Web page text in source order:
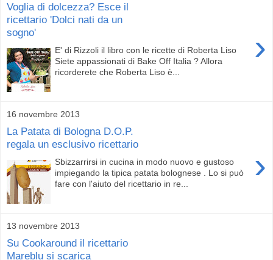
Voglia di dolcezza? Esce il
ricettario 'Dolci nati da un
sogno'
›
E' di Rizzoli il libro con le ricette di Roberta Liso
Siete appassionati di Bake Off Italia ? Allora
ricorderete che Roberta Liso è...
16 novembre 2013
La Patata di Bologna D.O.P.
regala un esclusivo ricettario
›
Sbizzarrirsi in cucina in modo nuovo e gustoso
impiegando la tipica patata bolognese . Lo si può
fare con l'aiuto del ricettario in re...
13 novembre 2013
Su Cookaround il ricettario
Mareblu si scarica